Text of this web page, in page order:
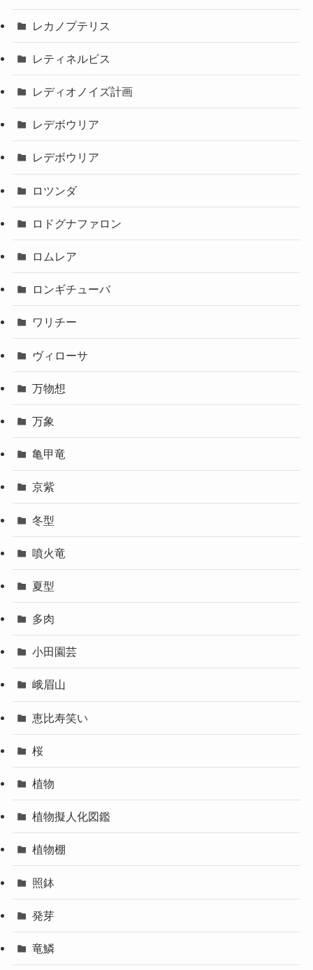
レカノプテリス
レティネルビス
レディオノイズ計画
レデボウリア
レデボウリア
ロツンダ
ロドグナファロン
ロムレア
ロンギチューバ
ワリチー
ヴィローサ
万物想
万象
亀甲竜
京紫
冬型
噴火竜
夏型
多肉
小田園芸
峨眉山
恵比寿笑い
桜
植物
植物擬人化図鑑
植物棚
照鉢
発芽
竜鱗